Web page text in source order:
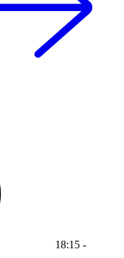
18:15 -